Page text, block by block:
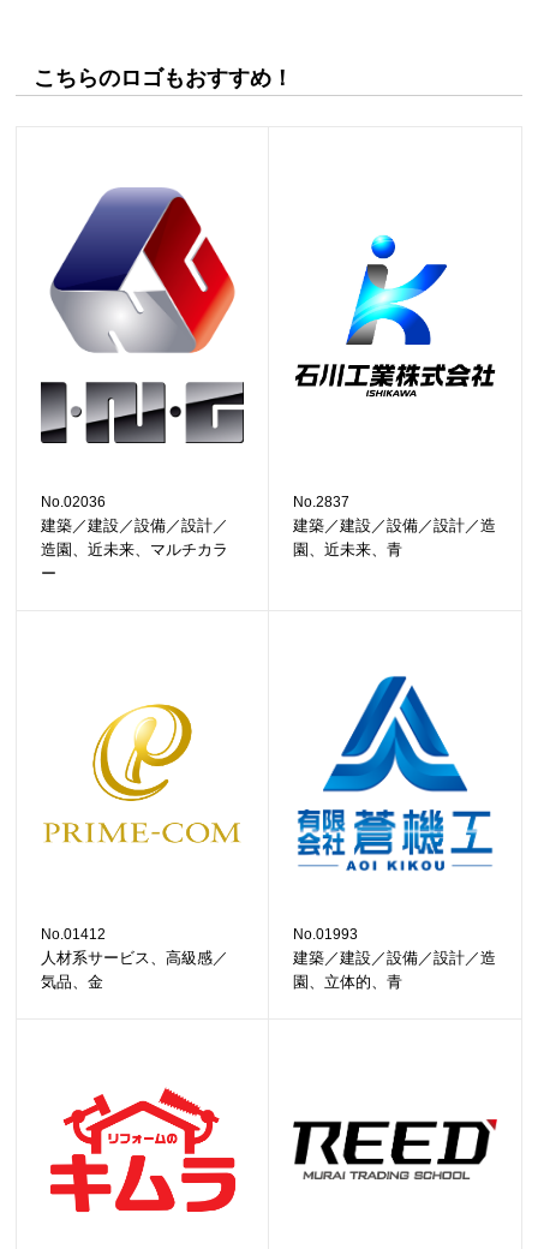
こちらのロゴもおすすめ！
No.02036
建築／建設／設備／設計／
造園、近未来、マルチカラ
ー
No.2837
建築／建設／設備／設計／造
園、近未来、青
No.01412
人材系サービス、高級感／
気品、金
No.01993
建築／建設／設備／設計／造
園、立体的、青